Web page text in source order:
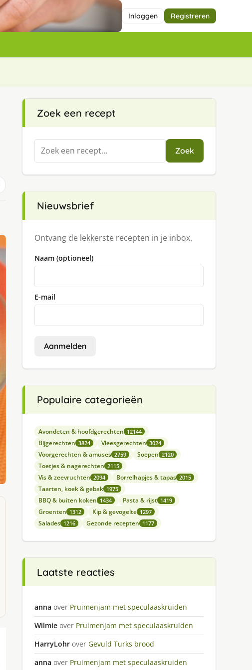
Inloggen Registreren
Zoek een recept
Zoeken
naar:
Zoek
Nieuwsbrief
Ontvang de lekkerste recepten in je inbox.
Naam (optioneel)
E-mail
Aanmelden
Populaire categorieën
Avondeten & hoofdgerechten 12144
Bijgerechten 3824 Vleesgerechten 3024
Voorgerechten & amuses 2759 Soepen 2120
Toetjes & nagerechten 2115
Vis & zeevruchten 2094 Borrelhapjes & tapas 2015
Taarten, koek & gebak 1975
BBQ & buiten koken 1434 Pasta & rijst 1419
Groenten 1312 Kip & gevogelte 1297
Salades 1216 Gezonde recepten 1177
Laatste reacties
anna over Pruimenjam met speculaaskruiden
Wilmie over Pruimenjam met speculaaskruiden
HarryLohr over Gevuld Turks brood
anna over Pruimenjam met speculaaskruiden